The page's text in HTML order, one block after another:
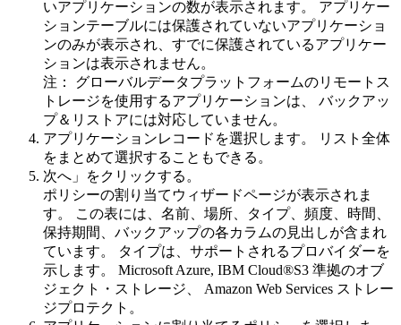
いアプリケーションの数が表示されます。 アプリケー
ションテーブルには保護されていないアプリケーショ
ンのみが表示され、すでに保護されているアプリケー
ションは表示されません。
注：
グローバルデータプラットフォームのリモートス
トレージを使用するアプリケーションは、 バックアッ
プ＆リストアには対応していません。
アプリケーションレコードを選択します。 リスト全体
をまとめて選択することもできる。
次へ」をクリックする。
ポリシーの割り当て ウィザードページが表示されま
す。 この表には、名前、場所、タイプ、頻度、時間、
保持期間、バックアップの各カラムの見出しが含まれ
ています。 タイプは、サポートされるプロバイダーを
示します。 Microsoft Azure, IBM Cloud®S3 準拠のオブ
ジェクト・ストレージ、 Amazon Web Services ストレー
ジプロテクト。